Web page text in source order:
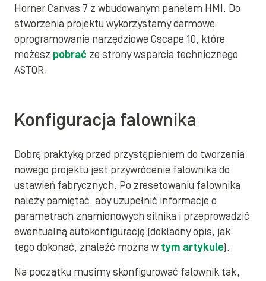
Horner Canvas 7 z wbudowanym panelem HMI. Do
stworzenia projektu wykorzystamy darmowe
oprogramowanie narzędziowe Cscape 10, które
możesz pobrać ze strony wsparcia technicznego
ASTOR.
Konfiguracja falownika
Dobrą praktyką przed przystąpieniem do tworzenia
nowego projektu jest przywrócenie falownika do
ustawień fabrycznych. Po zresetowaniu falownika
należy pamiętać, aby uzupełnić informacje o
parametrach znamionowych silnika i przeprowadzić
ewentualną autokonfigurację (dokładny opis, jak
tego dokonać, znaleźć można w tym artykule).
Na początku musimy skonfigurować falownik tak,